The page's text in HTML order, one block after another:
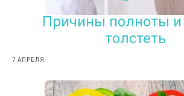
Причины полноты и
толстеть
7 АПРЕЛЯ